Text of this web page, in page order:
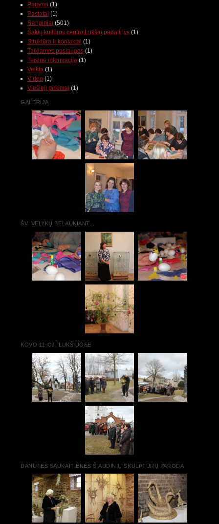
Parama (1)
Pastatai (1)
Renginiai (501)
Šakių kultūros centro Lukšių padalinys(1)
Struktūra ir kontaktai (1)
Teikiamos paslaugos(1)
Teisinė informacija (1)
Veikla (1)
Video (1)
Viešieji pirkimai (1)
GALERIJA
ŠV. VELYKŲ BELAUKIANT...
KOVO 11-OJI LUKŠIUOSE
DANUTĖS SAUKAITIENĖS ŠIAUDINIŲ SKULPTŪRŲ PARODA